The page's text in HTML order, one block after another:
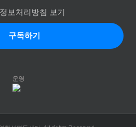
보처리방침 보기
운영